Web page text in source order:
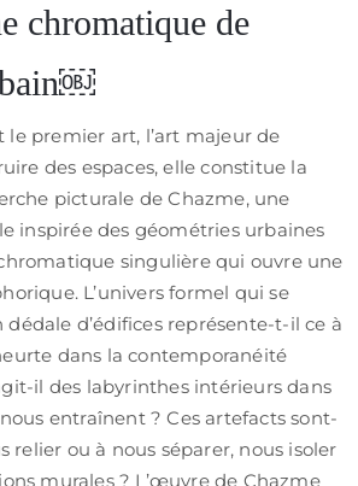
chromatique de
le premier art, l’art majeur de
des espaces, elle constitue la
picturale de Chazme, une
inspirée des géométries urbaines
singulière qui ouvre une
L’univers formel qui se
d’édifices représente-t-il ce à
dans la contemporanéité
il des labyrinthes intérieurs dans
entraînent ? Ces artefacts sont-
relier ou à nous séparer, nous isoler
murales ? L’œuvre de Chazme